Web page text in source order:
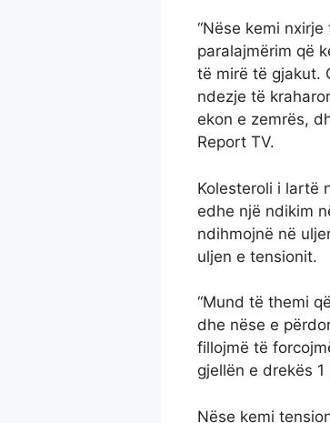
“Nëse kemi
paralajmërim që
të mirë të gjakut.
ndezje të
ekon e zemrës,
Report TV.
Kolesteroli i lartë
edhe një ndikim
ndihmojnë në
uljen e tensionit.
“Mund të themi
dhe nëse e
fillojmë të
gjellën e drekës 1
Nëse kemi